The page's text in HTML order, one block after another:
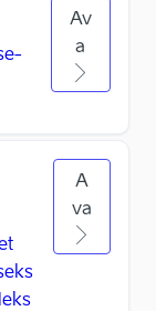
Av
a
A
va